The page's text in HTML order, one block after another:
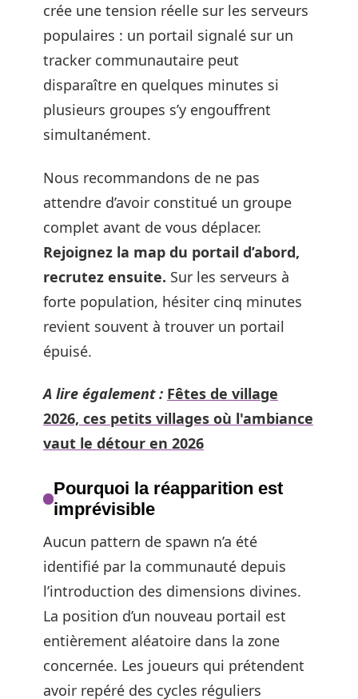
crée une tension réelle sur les serveurs
populaires : un portail signalé sur un
tracker communautaire peut
disparaître en quelques minutes si
plusieurs groupes s’y engouffrent
simultanément.
Nous recommandons de ne pas
attendre d’avoir constitué un groupe
complet avant de vous déplacer.
Rejoignez la map du portail d’abord,
recrutez ensuite. Sur les serveurs à
forte population, hésiter cinq minutes
revient souvent à trouver un portail
épuisé.
A lire également : Fêtes de village
2026, ces petits villages où l'ambiance
vaut le détour en 2026
Pourquoi la réapparition est
imprévisible
Aucun pattern de spawn n’a été
identifié par la communauté depuis
l’introduction des dimensions divines.
La position d’un nouveau portail est
entièrement aléatoire dans la zone
concernée. Les joueurs qui prétendent
avoir repéré des cycles réguliers